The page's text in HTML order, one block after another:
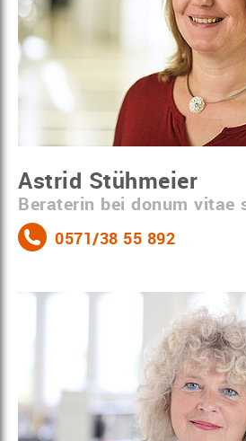
Astrid Stühmeier
Beraterin bei donum vitae
0571/38 55 892